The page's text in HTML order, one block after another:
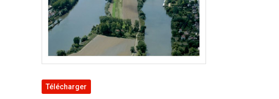
Télécharger